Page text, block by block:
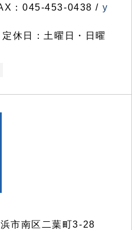
：045-453-0438 / y
休日：土曜日・日曜
市南区二葉町3-28